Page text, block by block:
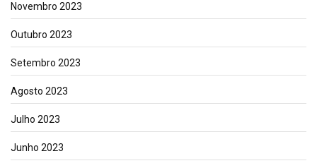
Novembro 2023
Outubro 2023
Setembro 2023
Agosto 2023
Julho 2023
Junho 2023